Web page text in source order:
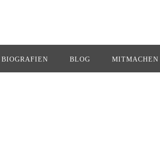
BIOGRAFIEN BLOG MITMACHEN